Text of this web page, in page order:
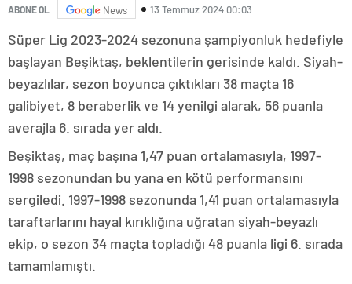
ABONE OL News 13 Temmuz 2024 00:03
Süper Lig 2023-2024 sezonuna şampiyonluk hedefiyle
başlayan Beşiktaş, beklentilerin gerisinde kaldı. Siyah-
beyazlılar, sezon boyunca çıktıkları 38 maçta 16
galibiyet, 8 beraberlik ve 14 yenilgi alarak, 56 puanla
averajla 6. sırada yer aldı.
Beşiktaş, maç başına 1,47 puan ortalamasıyla, 1997-
1998 sezonundan bu yana en kötü performansını
sergiledi. 1997-1998 sezonunda 1,41 puan ortalamasıyla
taraftarlarını hayal kırıklığına uğratan siyah-beyazlı
ekip, o sezon 34 maçta topladığı 48 puanla ligi 6. sırada
tamamlamıştı.